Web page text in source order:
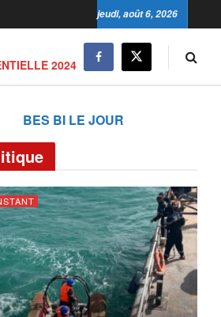
jeudi, août 6, 2026
2024
BES BI LE JOUR